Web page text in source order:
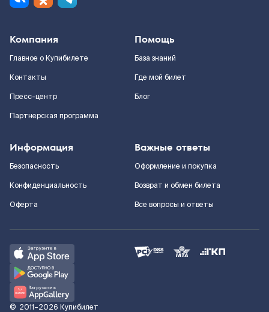
Компания
Главное о Купибилете
Контакты
Пресс-центр
Партнерская программа
Помощь
База знаний
Где мой билет
Блог
Информация
Безопасность
Конфиденциальность
Оферта
Важные ответы
Оформление и покупка
Возврат и обмен билета
Все вопросы и ответы
© 2011–2026 Купибилет